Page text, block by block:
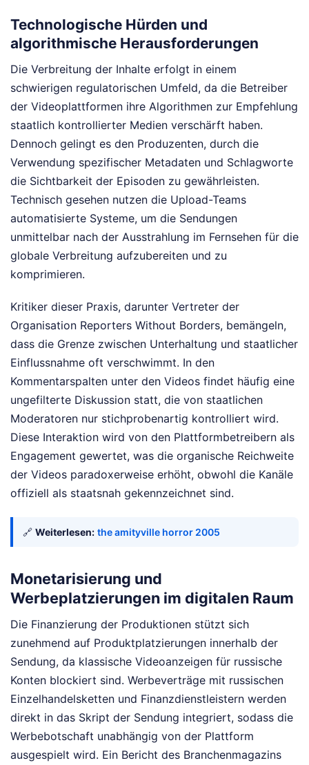
Technologische Hürden und
algorithmische Herausforderungen
Die Verbreitung der Inhalte erfolgt in einem
schwierigen regulatorischen Umfeld, da die Betreiber
der Videoplattformen ihre Algorithmen zur Empfehlung
staatlich kontrollierter Medien verschärft haben.
Dennoch gelingt es den Produzenten, durch die
Verwendung spezifischer Metadaten und Schlagworte
die Sichtbarkeit der Episoden zu gewährleisten.
Technisch gesehen nutzen die Upload-Teams
automatisierte Systeme, um die Sendungen
unmittelbar nach der Ausstrahlung im Fernsehen für die
globale Verbreitung aufzubereiten und zu
komprimieren.
Kritiker dieser Praxis, darunter Vertreter der
Organisation Reporters Without Borders, bemängeln,
dass die Grenze zwischen Unterhaltung und staatlicher
Einflussnahme oft verschwimmt. In den
Kommentarspalten unter den Videos findet häufig eine
ungefilterte Diskussion statt, die von staatlichen
Moderatoren nur stichprobenartig kontrolliert wird.
Diese Interaktion wird von den Plattformbetreibern als
Engagement gewertet, was die organische Reichweite
der Videos paradoxerweise erhöht, obwohl die Kanäle
offiziell als staatsnah gekennzeichnet sind.
🔗 Weiterlesen: the amityville horror 2005
Monetarisierung und
Werbeplatzierungen im digitalen Raum
Die Finanzierung der Produktionen stützt sich
zunehmend auf Produktplatzierungen innerhalb der
Sendung, da klassische Videoanzeigen für russische
Konten blockiert sind. Werbeverträge mit russischen
Einzelhandelsketten und Finanzdienstleistern werden
direkt in das Skript der Sendung integriert, sodass die
Werbebotschaft unabhängig von der Plattform
ausgespielt wird. Ein Bericht des Branchenmagazins